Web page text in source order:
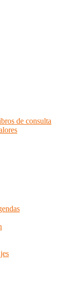
de consulta